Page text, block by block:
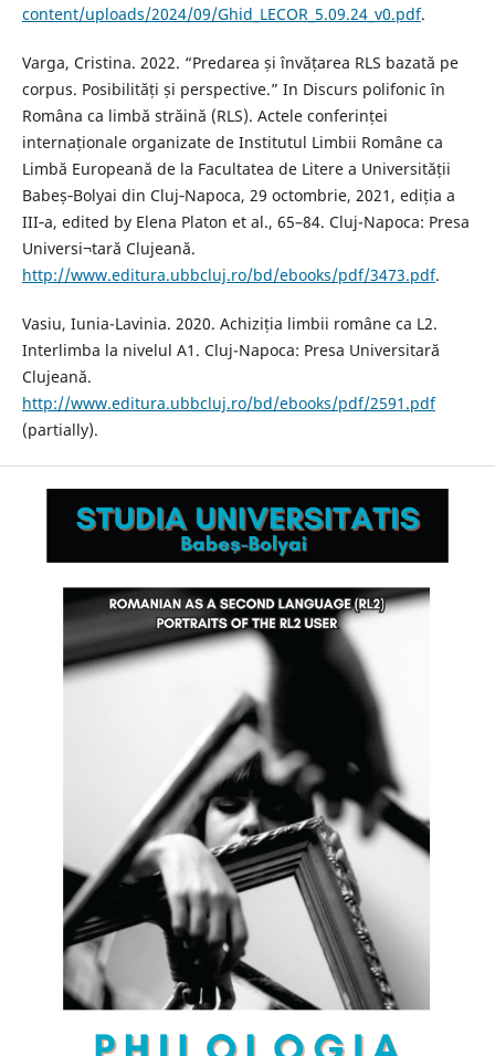
content/uploads/2024/09/Ghid_LECOR_5.09.24_v0.pdf.
Varga, Cristina. 2022. “Predarea și învățarea RLS bazată pe
corpus. Posibilități și perspective.” In Discurs polifonic în
Româna ca limbă străină (RLS). Actele conferinței
internaționale organizate de Institutul Limbii Române ca
Limbă Europeană de la Facultatea de Litere a Universității
Babeș‐Bolyai din Cluj‐Napoca, 29 octombrie, 2021, ediția a
III‐a, edited by Elena Platon et al., 65–84. Cluj-Napoca: Presa
Universi¬tară Clujeană.
http://www.editura.ubbcluj.ro/bd/ebooks/pdf/3473.pdf.
Vasiu, Iunia-Lavinia. 2020. Achiziția limbii române ca L2.
Interlimba la nivelul A1. Cluj-Napoca: Presa Universitară
Clujeană.
http://www.editura.ubbcluj.ro/bd/ebooks/pdf/2591.pdf
(partially).